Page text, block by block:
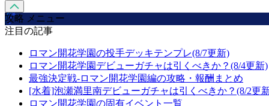
攻略 メニュー
注目の記事
ロマン開花学園の投手デッキテンプレ(8/7更新)
ロマン開花学園デビューガチャは引くべきか？(8/4更新)
最強決定戦-ロマン開花学園編の攻略・報酬まとめ
[水着]泡瀬満里南デビューガチャは引くべきか？(8/2更
ロマン開花学園の固有イベント一覧